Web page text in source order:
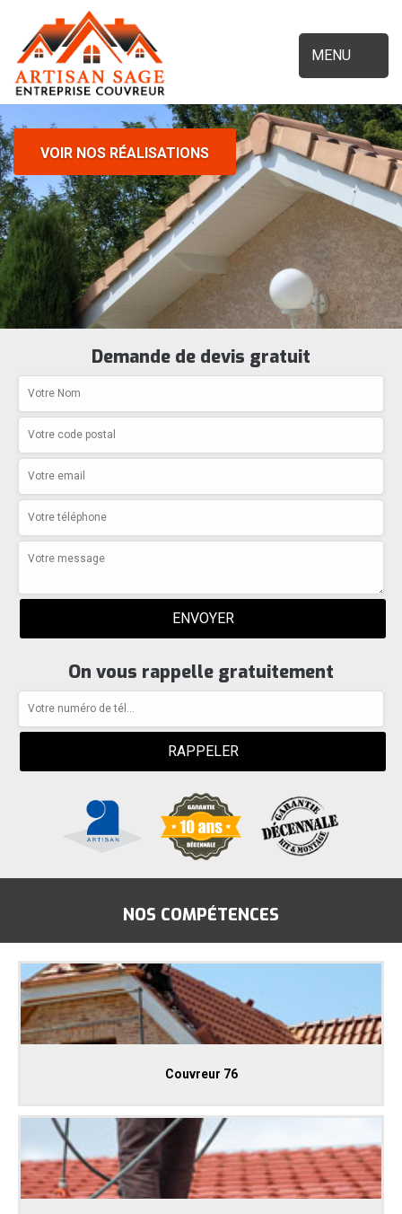
MENU
VOIR NOS RÉALISATIONS
Demande de devis gratuit
On vous rappelle gratuitement
NOS COMPÉTENCES
Couvreur 76